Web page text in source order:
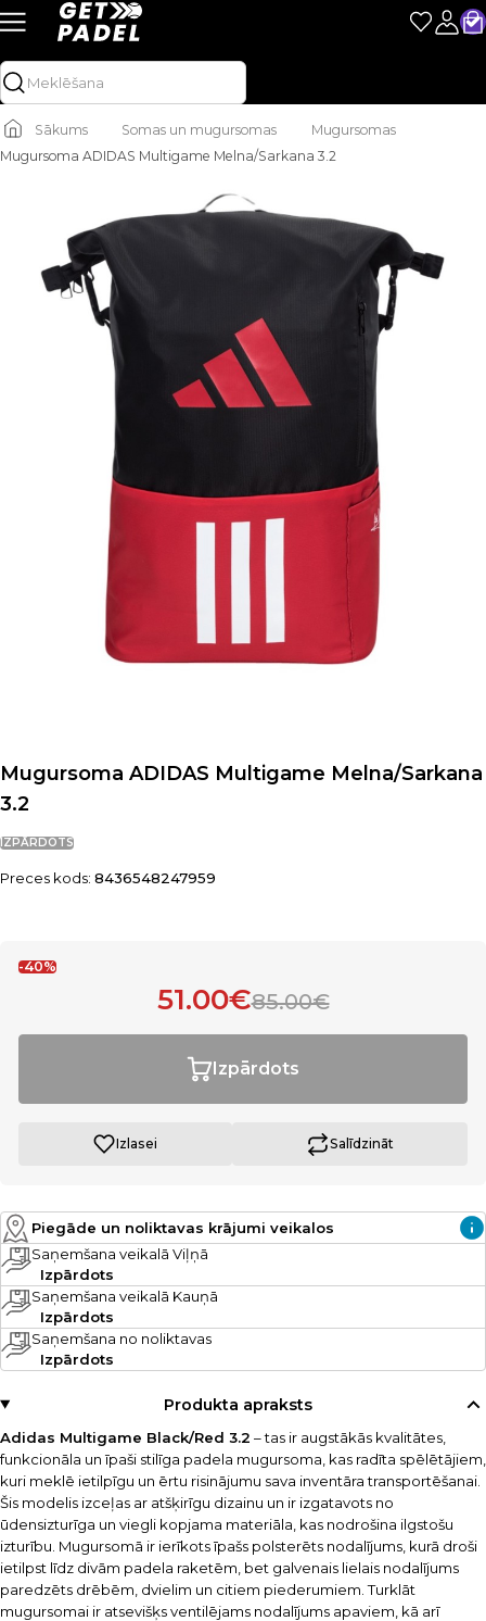
Sākums Somas un mugursomas
Mugursomas
Mugursoma ADIDAS Multigame Melna/Sarkana 3.2
Mugursoma ADIDAS Multigame Melna/Sarkana
3.2
IZPĀRDOTS
Preces kods: 8436548247959
-40%
51.00€85.00€
Izpārdots
Izlasei Salīdzināt
Piegāde un noliktavas krājumi veikalos
Saņemšana veikalā Viļņā
Izpārdots
Saņemšana veikalā Kauņā
Izpārdots
Saņemšana no noliktavas
Izpārdots
Produkta apraksts
Adidas Multigame Black/Red 3.2 – tas ir augstākās kvalitātes,
funkcionāla un īpaši stilīga padela mugursoma, kas radīta spēlētājiem,
kuri meklē ietilpīgu un ērtu risinājumu sava inventāra transportēšanai.
Šis modelis izceļas ar atšķirīgu dizainu un ir izgatavots no
ūdensizturīga un viegli kopjama materiāla, kas nodrošina ilgstošu
izturību. Mugursomā ir ierīkots īpašs polsterēts nodalījums, kurā droši
ietilpst līdz divām padela raketēm, bet galvenais lielais nodalījums
paredzēts drēbēm, dvielim un citiem piederumiem. Turklāt
mugursomai ir atsevišķs ventilējams nodalījums apaviem, kā arī